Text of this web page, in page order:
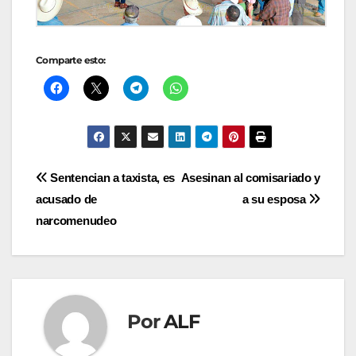
Comparte esto:
Navegación
de
entradas
Asesinan al comisariado y
a su esposa
Sentencian a taxista, es
acusado de
narcomenudeo
PorALF